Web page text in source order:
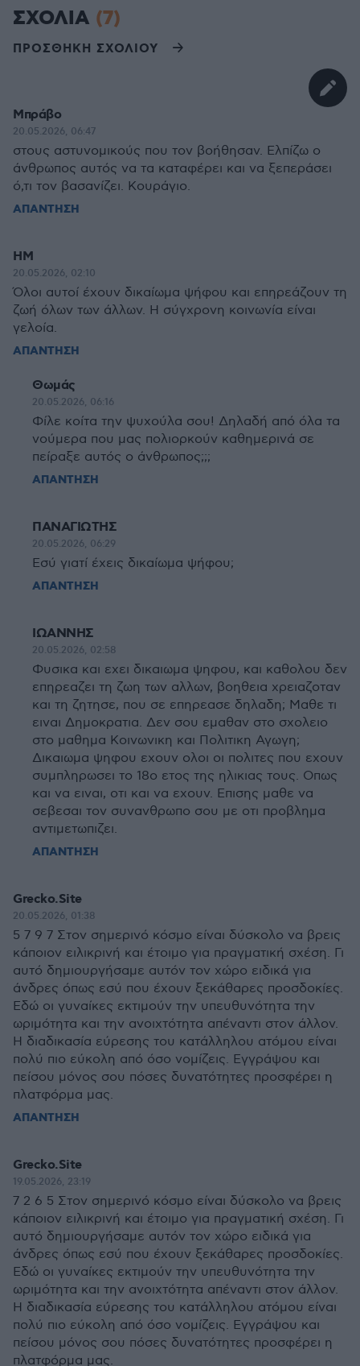
ΣΧΟΛΙΑ (7)
ΠΡΟΣΘΗΚΗ ΣΧΟΛΙΟΥ
Μπράβο
20.05.2026, 06:47
στους αστυνομικούς που τον βοήθησαν. Ελπίζω ο
άνθρωπος αυτός να τα καταφέρει και να ξεπεράσει
ό,τι τον βασανίζει. Κουράγιο.
ΑΠΑΝΤΗΣΗ
HM
20.05.2026, 02:10
Όλοι αυτοί έχουν δικαίωμα ψήφου και επηρεάζουν τη
ζωή όλων των άλλων. Η σύγχρονη κοινωνία είναι
γελοία.
ΑΠΑΝΤΗΣΗ
Θωμάς
20.05.2026, 06:16
Φίλε κοίτα την ψυχούλα σου! Δηλαδή από όλα τα
νούμερα που μας πολιορκούν καθημερινά σε
πείραξε αυτός ο άνθρωπος;;;
ΑΠΑΝΤΗΣΗ
ΠΑΝΑΓΙΩΤΗΣ
20.05.2026, 06:29
Εσύ γιατί έχεις δικαίωμα ψήφου;
ΑΠΑΝΤΗΣΗ
ΙΩΑΝΝΗΣ
20.05.2026, 02:58
Φυσικα και εχει δικαιωμα ψηφου, και καθολου δεν
επηρεαζει τη ζωη των αλλων, βοηθεια χρειαζοταν
και τη ζητησε, που σε επηρεασε δηλαδη; Μαθε τι
ειναι Δημοκρατια. Δεν σου εμαθαν στο σχολειο
στο μαθημα Κοινωνικη και Πολιτικη Αγωγη;
Δικαιωμα ψηφου εχουν ολοι οι πολιτες που εχουν
συμπληρωσει το 18ο ετος της ηλικιας τους. Οπως
και να ειναι, οτι και να εχουν. Επισης μαθε να
σεβεσαι τον συνανθρωπο σου με οτι προβλημα
αντιμετωπιζει.
ΑΠΑΝΤΗΣΗ
Grecko.Site
20.05.2026, 01:38
5 7 9 7 Στον σημερινό κόσμο είναι δύσκολο να βρεις
κάποιον ειλικρινή και έτοιμο για πραγματική σχέση. Γι
αυτό δημιουργήσαμε αυτόν τον χώρο ειδικά για
άνδρες όπως εσύ που έχουν ξεκάθαρες προσδοκίες.
Εδώ οι γυναίκες εκτιμούν την υπευθυνότητα την
ωριμότητα και την ανοιχτότητα απέναντι στον άλλον.
Η διαδικασία εύρεσης του κατάλληλου ατόμου είναι
πολύ πιο εύκολη από όσο νομίζεις. Εγγράψου και
πείσου μόνος σου πόσες δυνατότητες προσφέρει η
πλατφόρμα μας.
ΑΠΑΝΤΗΣΗ
Grecko.Site
19.05.2026, 23:19
7 2 6 5 Στον σημερινό κόσμο είναι δύσκολο να βρεις
κάποιον ειλικρινή και έτοιμο για πραγματική σχέση. Γι
αυτό δημιουργήσαμε αυτόν τον χώρο ειδικά για
άνδρες όπως εσύ που έχουν ξεκάθαρες προσδοκίες.
Εδώ οι γυναίκες εκτιμούν την υπευθυνότητα την
ωριμότητα και την ανοιχτότητα απέναντι στον άλλον.
Η διαδικασία εύρεσης του κατάλληλου ατόμου είναι
πολύ πιο εύκολη από όσο νομίζεις. Εγγράψου και
πείσου μόνος σου πόσες δυνατότητες προσφέρει η
πλατφόρμα μας.